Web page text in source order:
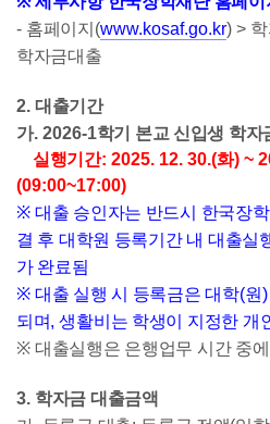
- 홈페이지 (www.kosaf.go.kr) >
학자금대출
2. 대출기간
가. 2026-1학기 본교 신입생 학자
실행기간: 2025. 12. 30.(화) ~
(09:00~17:00)
※ 대출 승인자는 반드시 한국장
결 후 대학원 등록기간 내 대출실
가 완료됨
※ 대출 실행 시 등록금은 대학(원)
되며,생활비는 학생이 지정한 개
※ 대출실행은 은행업무 시간 중
3. 학자금 대출금액